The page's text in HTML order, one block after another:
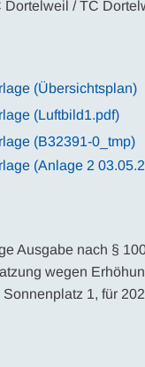
Dortelweil / TC
(Übersichtsplan)
(Luftbild1.pdf)
(B32391-0_tmp)
(Anlage 2
Ausgabe nach §
wegen
1, für